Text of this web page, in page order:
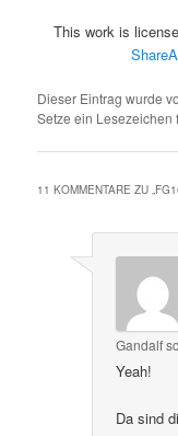
This work is
Dieser Eintrag wurde
Setze ein Lesezeichen
11 KOMMENTARE ZU „
Gandalf
Yeah!
Da sind